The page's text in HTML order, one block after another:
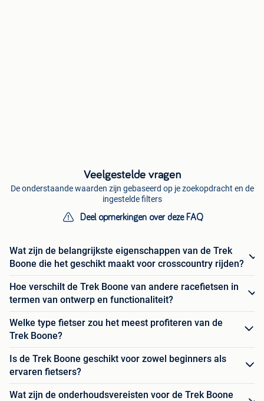
Veelgestelde vragen
De onderstaande waarden zijn gebaseerd op je zoekopdracht en de
ingestelde filters
Deel opmerkingen over deze FAQ
Wat zijn de belangrijkste eigenschappen van de Trek
Boone die het geschikt maakt voor crosscountry rijden?
Hoe verschilt de Trek Boone van andere racefietsen in
termen van ontwerp en functionaliteit?
Welke type fietser zou het meest profiteren van de
Trek Boone?
Is de Trek Boone geschikt voor zowel beginners als
ervaren fietsers?
Wat zijn de onderhoudsvereisten voor de Trek Boone